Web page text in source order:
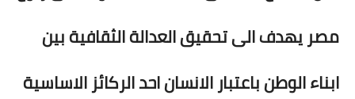
مصر يهدف الى تحقيق العدالة الثقافية بين
ابناء الوطن باعتبار الانسان احد الركائز الاساسية